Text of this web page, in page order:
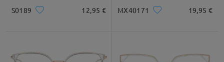
S0189 12,95 € MX40171 19,95 €